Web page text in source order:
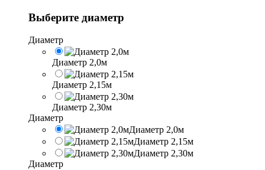
Выберите диаметр
Диаметр
Диаметр 2,0м
Диаметр 2,15м
Диаметр 2,30м
Диаметр
Диаметр 2,0м
Диаметр 2,15м
Диаметр 2,30м
Диаметр